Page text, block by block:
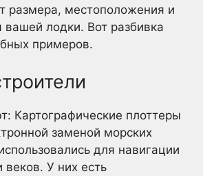
размера, местоположения и
вашей лодки. Вот разбивка
примеров.
Картографические плоттеры
заменой морских
для навигации
веков. У них есть